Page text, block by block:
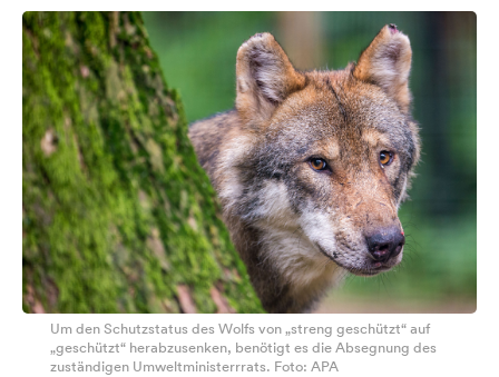
Um den Schutzstatus des Wolfs von „streng geschützt“ auf
„geschützt“ herabzusenken, benötigt es die Absegnung des
zuständigen Umweltministerrrats. Foto: APA